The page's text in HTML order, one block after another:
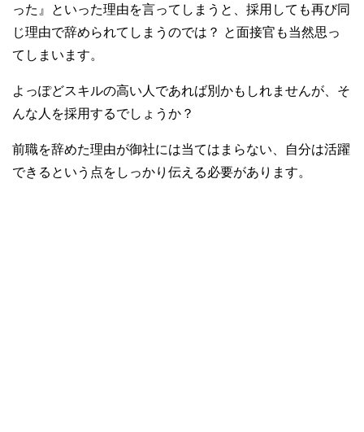
った』といった理由を言ってしまうと、採用しても再び同
じ理由で辞められてしまうのでは？ と面接官も当然思っ
てしまいます。
よっぽどスキルの高い人であれば別かもしれませんが、そ
んな人を採用するでしょうか？
前職を辞めた理由が御社には当てはまらない、自分は活躍
できるという点をしっかり伝える必要があります。